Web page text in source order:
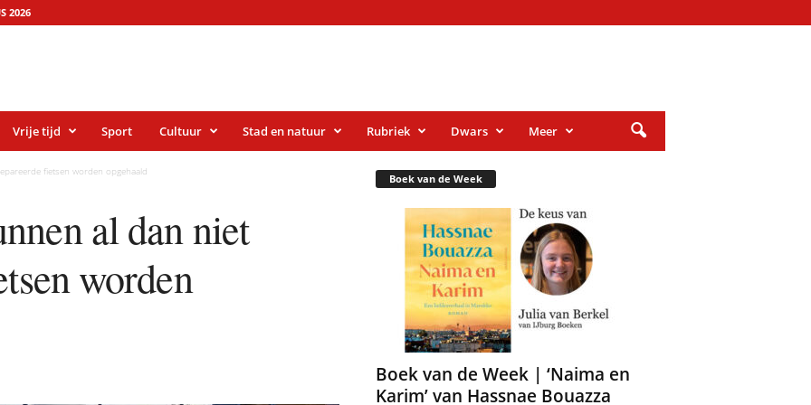
2026
Vrije tijd Sport Cultuur Stad en natuur Rubriek Dwars Meer
fietsen worden opgehaald
al dan niet
worden
Boek van de Week
Boek van de Week | ‘Naima en
Karim’ van Hassnae Bouazza